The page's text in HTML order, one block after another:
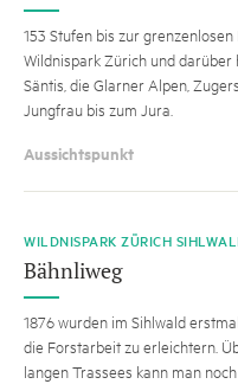
153 Stufen bis zur
Wildnispark Zürich und darüber
Säntis, die Glarner Alpen,
Jungfrau bis zum Jura.
Aussichtspunkt
WILDNISPARK ZÜRICH
Bähnliweg
1876 wurden im Sihlwald
die Forstarbeit zu erleichtern.
langen Trassees kann man